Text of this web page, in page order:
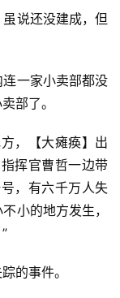
说还没建成，但
一家小卖部都没
部了。
，【大瘫痪】出
挥官曹哲一边带
，有六千万人失
小的地方发生，
的事件。